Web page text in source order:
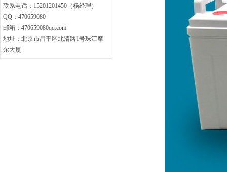
联系电话：15201201450（杨经理）
QQ：470659080
邮箱：470659080qq.com
地址：北京市昌平区北清路1号珠江摩
尔大厦